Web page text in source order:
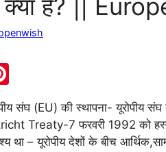
क्या है? ||
nt
er
e
संघ (EU) की स्थापना- यूरोपीय
Treaty-7 फरवरी 1992 को
था – यूरोपीय देशों के बीच